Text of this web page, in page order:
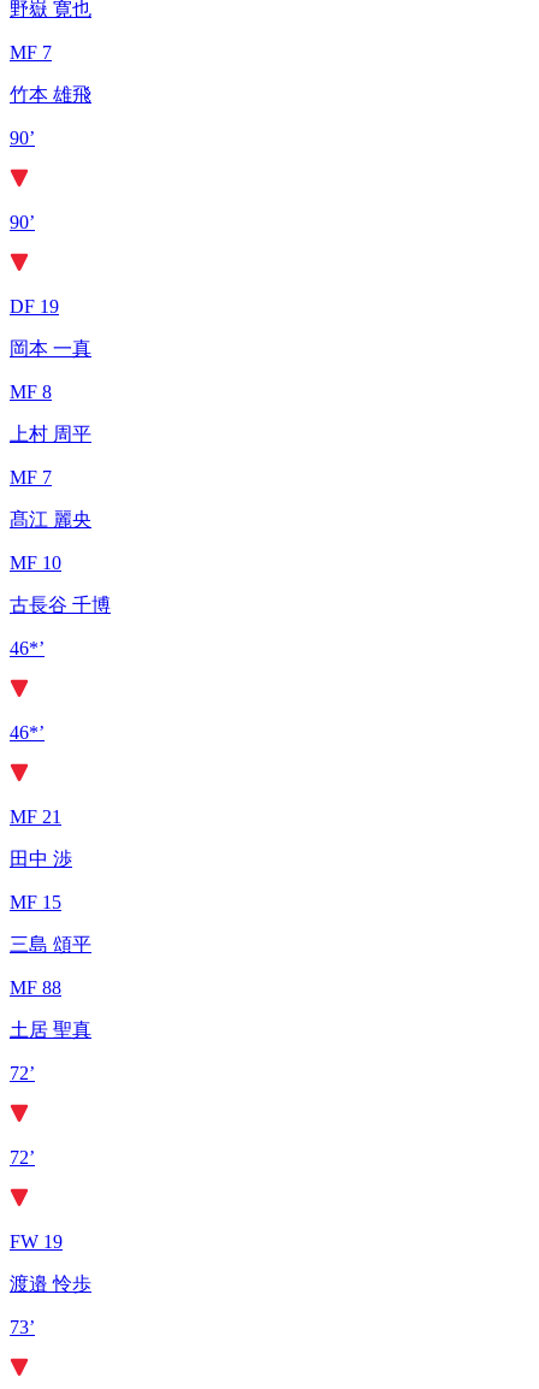
野嶽 寛也
MF 7
竹本 雄飛
90’
90’
DF 19
岡本 一真
MF 8
上村 周平
MF 7
髙江 麗央
MF 10
古長谷 千博
46*’
46*’
MF 21
田中 渉
MF 15
三島 頌平
MF 88
土居 聖真
72’
72’
FW 19
渡邉 怜歩
73’